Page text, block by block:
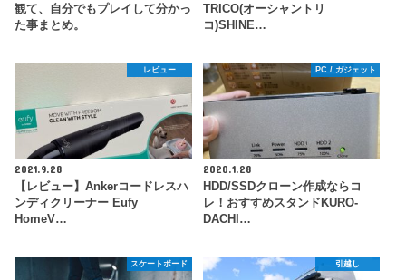
観て、自分でもプレイして分かっ
た事まとめ。
TRICO(オーシャントリ
コ)SHINE…
レビュー
2021.9.28
【レビュー】Ankerコードレスハ
ンディクリーナー Eufy
HomeV…
PC / ガジェット
2020.1.28
HDD/SSDクローン作成ならコ
レ！おすすめスタンドKURO-
DACHI…
スケートボード 引越し